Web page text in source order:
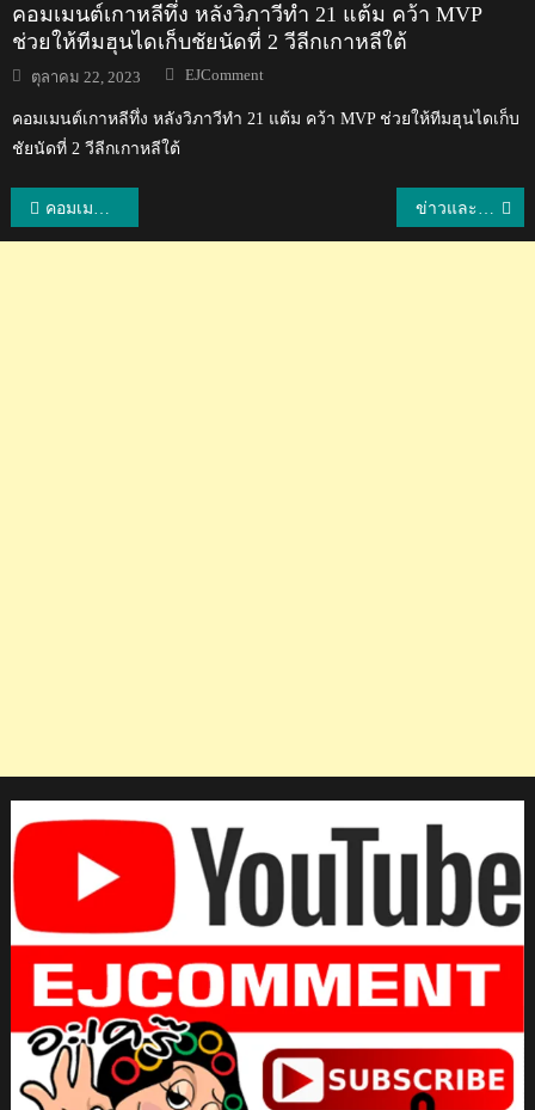
คอมเมนต์เกาหลีทึ่ง หลังวิภาวีทำ 21 แต้ม คว้า MVP
ช่วยให้ทีมฮุนไดเก็บชัยนัดที่ 2 วีลีกเกาหลีใต้
Posted
on
ตุลาคม 22, 2023 Author
EJComment
คอมเมนต์เกาหลีทึ่ง หลังวิภาวีทำ 21 แต้ม คว้า MVP ช่วยให้ทีมฮุนไดเก็บ
ชัยนัดที่ 2 วีลีกเกาหลีใต้
แนะแนว
คอมเมนต์แฟนวอลเลย์บอลทั่วโลกหลังทีมไทยเอาชนะโปแลนด์ 3-2 เซต